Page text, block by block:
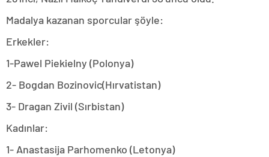
Madalya kazanan sporcular şöyle:
Erkekler:
1-Pawel Piekielny (Polonya)
2- Bogdan Bozinovic(Hırvatistan)
3- Dragan Zivil (Sırbistan)
Kadınlar:
1- Anastasija Parhomenko (Letonya)